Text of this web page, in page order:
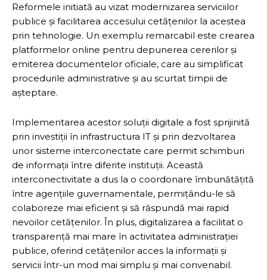
Reformele initiată au vizat modernizarea serviciilor
publice și facilitarea accesului cetățenilor la acestea
prin tehnologie. Un exemplu remarcabil este crearea
platformelor online pentru depunerea cererilor și
emiterea documentelor oficiale, care au simplificat
procedurile administrative și au scurtat timpii de
așteptare.
Implementarea acestor soluții digitale a fost sprijinită
prin investiții în infrastructura IT și prin dezvoltarea
unor sisteme interconectate care permit schimburi
de informații între diferite instituții. Această
interconectivitate a dus la o coordonare îmbunătățită
între agențiile guvernamentale, permițându-le să
colaboreze mai eficient și să răspundă mai rapid
nevoilor cetățenilor. În plus, digitalizarea a facilitat o
transparență mai mare în activitatea administrației
publice, oferind cetățenilor acces la informații și
servicii într-un mod mai simplu și mai convenabil.